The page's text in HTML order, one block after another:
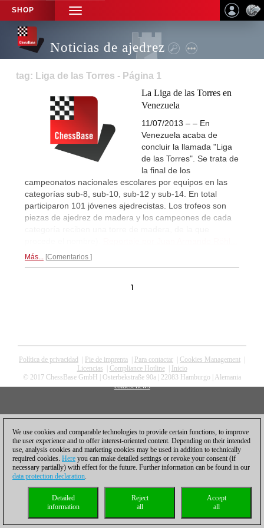
SHOP
TOGGLE
NAVIGATION
Noticias de ajedrez
tag: Liga de las Torres - Página 1
La Liga de las Torres en
Venezuela
11/07/2013 – – En
Venezuela acaba de
concluir la llamada "Liga
de las Torres". Se trata de
la final de los
campeonatos nacionales escolares por equipos en las
categorías sub-8, sub-10, sub-12 y sub-14. En total
participaron 101 jóvenes ajedrecistas. Los trofeos son
piezas de ajedrez de madera y los campeones de cada
Más... Comentarios
1
Política de privacidad Pie de imprenta Para contactar Cookies Management
Licencias
Compliance Hotline|
Inicio
© 2017 ChessBase GmbH | Osterbekstraße 90a | 22083 Hamburgo | Alemania
coldest news
We use cookies and comparable technologies to provide certain functions, to improve
the user experience and to offer interest-oriented content. Depending on their intended
use, analysis cookies and marketing cookies may be used in addition to technically
required cookies. Here you can make detailed settings or revoke your consent (if
necessary partially) with effect for the future. Further information can be found in our
data protection declaration.
Accept
all
Reject
all
Detailed
information